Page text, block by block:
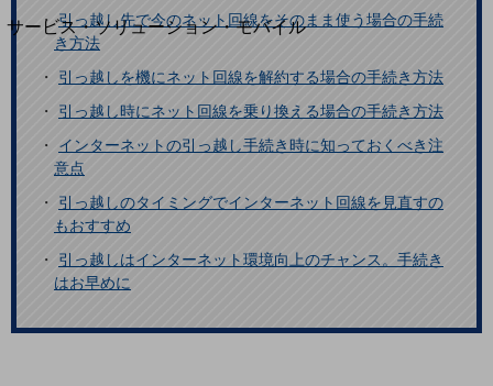
サービス・ソリューション・モバイル
サービス・ソリューションTOP
DXに関する課題を解決する
サービス・ソリューションをご紹介
カテゴリーで探すTOP
ネットワーク・モバイル
クラウド・データセンター
電話・映像コミュニケーション
・引っ越し先で今のネット回線をそのまま使う場合の手続
き方法
・ 引っ越しを機にネット回線を解約する場合の手続き方法
・ 引っ越し時にネット回線を乗り換える場合の手続き方法
・ インターネットの引っ越し手続き時に知っておくべき注
意点
・ 引っ越しのタイミングでインターネット回線を見直すの
もおすすめ
・ 引っ越しはインターネット環境向上のチャンス。手続き
はお早めに